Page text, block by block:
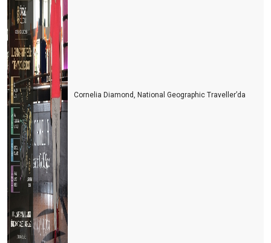
Cornelia Diamond, National Geographic Traveller’da